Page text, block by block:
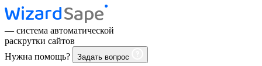
— система автоматической
раскрутки сайтов
Нужна помощь?
Задать вопрос